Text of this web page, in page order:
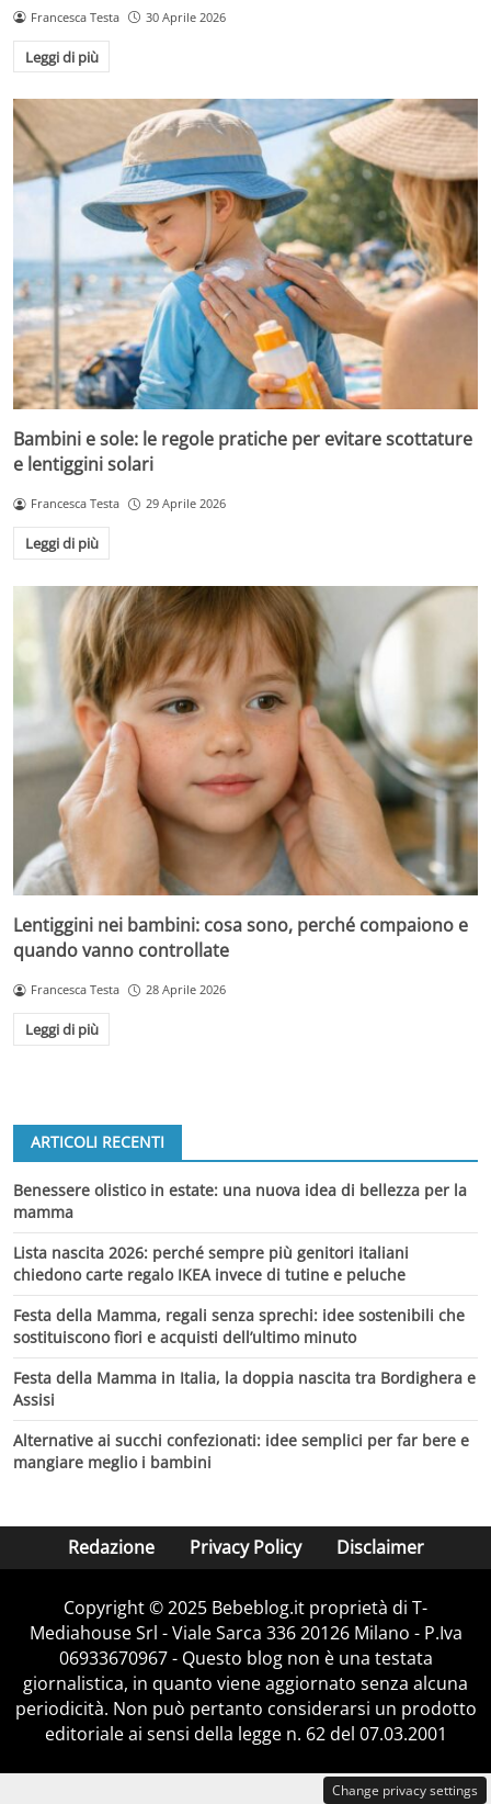
Francesca Testa 30 Aprile 2026
Leggi di più
Bambini e sole: le regole pratiche per evitare scottature
e lentiggini solari
Francesca Testa 29 Aprile 2026
Leggi di più
Lentiggini nei bambini: cosa sono, perché compaiono e
quando vanno controllate
Francesca Testa 28 Aprile 2026
Leggi di più
ARTICOLI RECENTI
Benessere olistico in estate: una nuova idea di bellezza per la
mamma
Lista nascita 2026: perché sempre più genitori italiani
chiedono carte regalo IKEA invece di tutine e peluche
Festa della Mamma, regali senza sprechi: idee sostenibili che
sostituiscono fiori e acquisti dell’ultimo minuto
Festa della Mamma in Italia, la doppia nascita tra Bordighera e
Assisi
Alternative ai succhi confezionati: idee semplici per far bere e
mangiare meglio i bambini
Redazione Privacy Policy Disclaimer
Copyright © 2025 Bebeblog.it proprietà di T-
Mediahouse Srl - Viale Sarca 336 20126 Milano - P.Iva
06933670967 - Questo blog non è una testata
giornalistica, in quanto viene aggiornato senza alcuna
periodicità. Non può pertanto considerarsi un prodotto
editoriale ai sensi della legge n. 62 del 07.03.2001
Change privacy settings